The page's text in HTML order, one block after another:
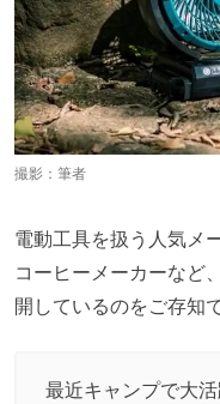
撮影：筆者
電動工具を扱う人気メ
コーヒーメーカーなど
開しているのをご存知
最近キャンプで大